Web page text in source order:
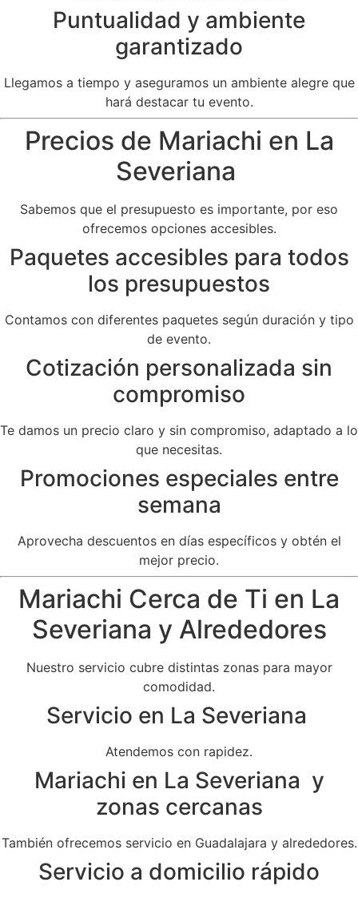
Puntualidad y ambiente
garantizado
Llegamos a tiempo y aseguramos un ambiente alegre que
hará destacar tu evento.
Precios de Mariachi en La
Severiana
Sabemos que el presupuesto es importante, por eso
ofrecemos opciones accesibles.
Paquetes accesibles para todos
los presupuestos
Contamos con diferentes paquetes según duración y tipo
de evento.
Cotización personalizada sin
compromiso
Te damos un precio claro y sin compromiso, adaptado a lo
que necesitas.
Promociones especiales entre
semana
Aprovecha descuentos en días específicos y obtén el
mejor precio.
Mariachi Cerca de Ti en La
Severiana y Alrededores
Nuestro servicio cubre distintas zonas para mayor
comodidad.
Servicio en La Severiana
Atendemos con rapidez.
Mariachi en La Severiana y
zonas cercanas
También ofrecemos servicio en Guadalajara y alrededores.
Servicio a domicilio rápido